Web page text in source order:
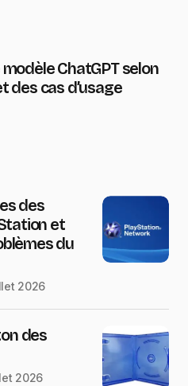
ChatGPT selon
des cas d’usage
des
et
du
2026
des
2026